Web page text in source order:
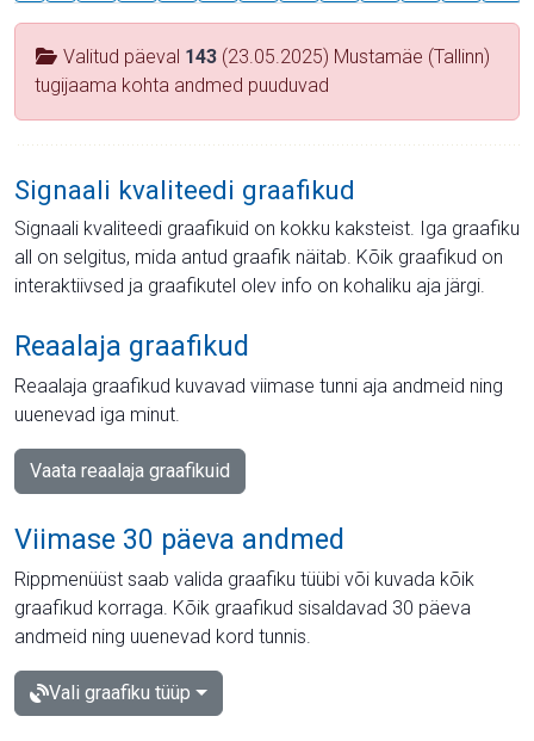
Valitud päeval 143 (23.05.2025) Mustamäe (Tallinn)
tugijaama kohta andmed puuduvad
Signaali kvaliteedi graafikud
Signaali kvaliteedi graafikuid on kokku kaksteist. Iga graafiku
all on selgitus, mida antud graafik näitab. Kõik graafikud on
interaktiivsed ja graafikutel olev info on kohaliku aja järgi.
Reaalaja graafikud
Reaalaja graafikud kuvavad viimase tunni aja andmeid ning
uuenevad iga minut.
Vaata reaalaja graafikuid
Viimase 30 päeva andmed
Rippmenüüst saab valida graafiku tüübi või kuvada kõik
graafikud korraga. Kõik graafikud sisaldavad 30 päeva
andmeid ning uuenevad kord tunnis.
Vali graafiku tüüp